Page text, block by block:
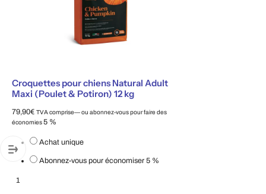
Croquettes pour chiens Natural Adult
Maxi (Poulet & Potiron) 12 kg
79,90€ TVA comprise—ou abonnez-vous pour faire des
économies5 %
Achat unique
Abonnez-vous pour économiser 5 %
Croquettes pour chiens Natural Adult Maxi (Poulet & Potiron) 12 kg